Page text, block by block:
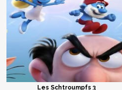
Les Schtroumpfs 3